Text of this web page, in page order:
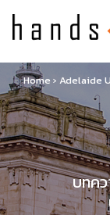
Home › Adelaide
บทคว